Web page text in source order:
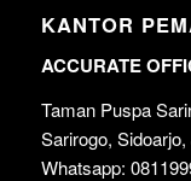
KANTOR
ACCURATE
Taman Puspa
Sarirogo,
Whatsapp: